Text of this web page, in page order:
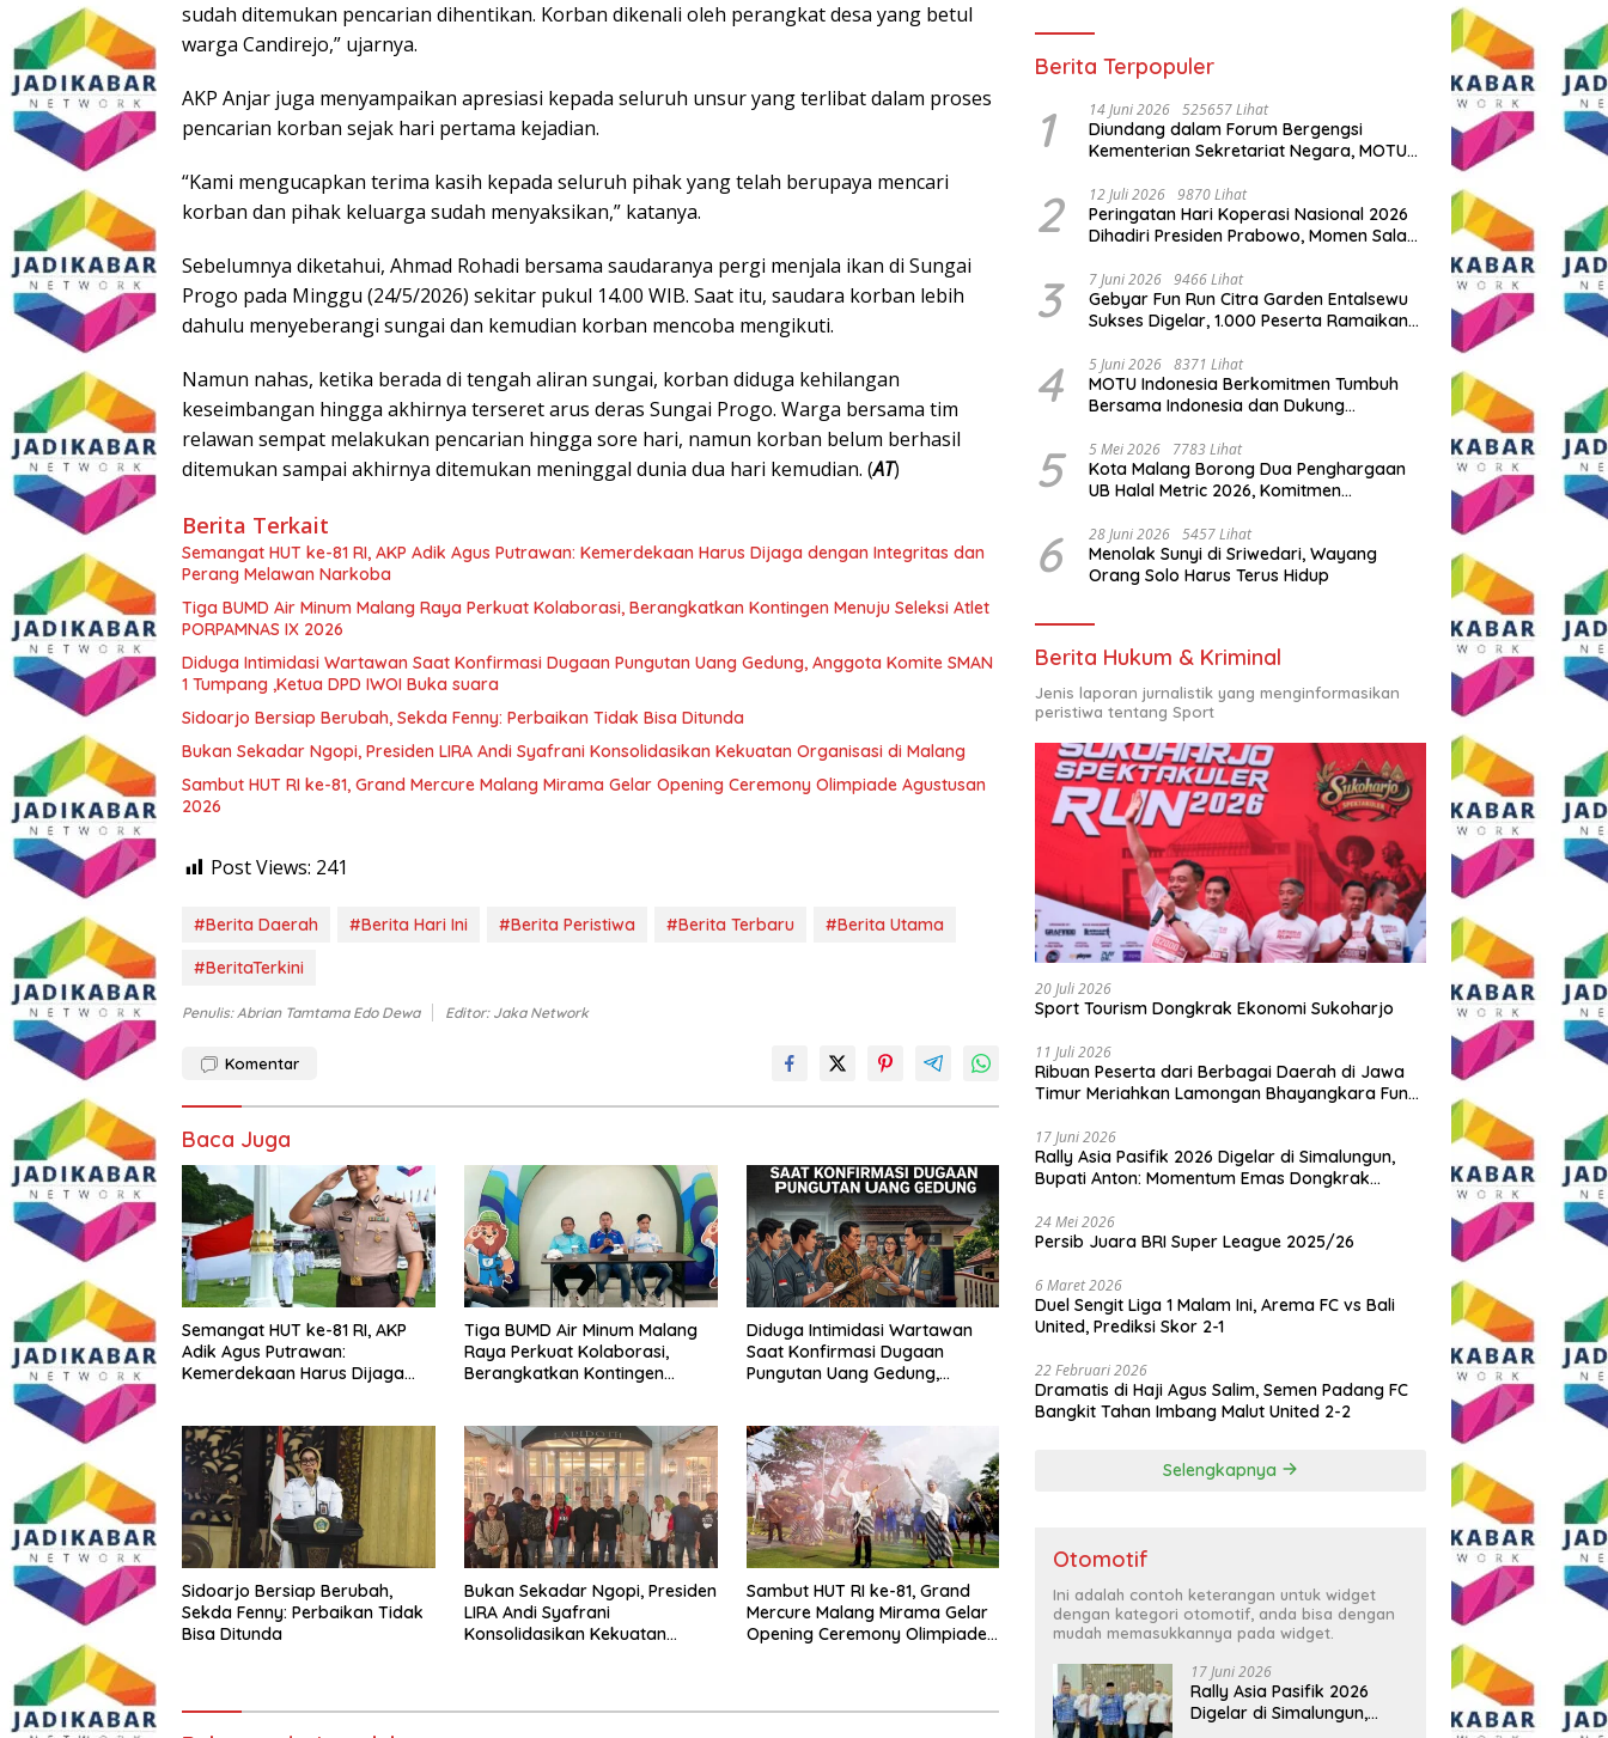
sudah ditemukan pencarian dihentikan. Korban dikenali oleh perangkat desa yang betul
warga Candirejo,” ujarnya.
AKP Anjar juga menyampaikan apresiasi kepada seluruh unsur yang terlibat dalam proses
pencarian korban sejak hari pertama kejadian.
“Kami mengucapkan terima kasih kepada seluruh pihak yang telah berupaya mencari
korban dan pihak keluarga sudah menyaksikan,” katanya.
Sebelumnya diketahui, Ahmad Rohadi bersama saudaranya pergi menjala ikan di Sungai
Progo pada Minggu (24/5/2026) sekitar pukul 14.00 WIB. Saat itu, saudara korban lebih
dahulu menyeberangi sungai dan kemudian korban mencoba mengikuti.
Namun nahas, ketika berada di tengah aliran sungai, korban diduga kehilangan
keseimbangan hingga akhirnya terseret arus deras Sungai Progo. Warga bersama tim
relawan sempat melakukan pencarian hingga sore hari, namun korban belum berhasil
ditemukan sampai akhirnya ditemukan meninggal dunia dua hari kemudian. (AT)
Berita Terkait
Semangat HUT ke-81 RI, AKP Adik Agus Putrawan: Kemerdekaan Harus Dijaga dengan Integritas dan
Perang Melawan Narkoba
Tiga BUMD Air Minum Malang Raya Perkuat Kolaborasi, Berangkatkan Kontingen Menuju Seleksi Atlet
PORPAMNAS IX 2026
Diduga Intimidasi Wartawan Saat Konfirmasi Dugaan Pungutan Uang Gedung, Anggota Komite SMAN
1 Tumpang ,Ketua DPD IWOI Buka suara
Sidoarjo Bersiap Berubah, Sekda Fenny: Perbaikan Tidak Bisa Ditunda
Bukan Sekadar Ngopi, Presiden LIRA Andi Syafrani Konsolidasikan Kekuatan Organisasi di Malang
Sambut HUT RI ke-81, Grand Mercure Malang Mirama Gelar Opening Ceremony Olimpiade Agustusan
2026
Post Views: 241
#Berita Daerah #Berita Hari Ini #Berita Peristiwa #Berita Terbaru
#Berita Utama
#BeritaTerkini
Penulis: Abrian Tamtama Edo Dewa Editor: Jaka Network
Komentar
Baca Juga
Semangat HUT ke-81 RI, AKP
Adik Agus Putrawan:
Kemerdekaan Harus Dijaga
Tiga BUMD Air Minum Malang
Raya Perkuat Kolaborasi,
Berangkatkan Kontingen
Diduga Intimidasi Wartawan
Saat Konfirmasi Dugaan
Pungutan Uang Gedung,
Buka suara
Sidoarjo Bersiap Berubah,
Sekda Fenny: Perbaikan Tidak
Bisa Ditunda
Bukan Sekadar Ngopi, Presiden
LIRA Andi Syafrani
Konsolidasikan Kekuatan
Sambut HUT RI ke-81, Grand
Mercure Malang Mirama Gelar
Opening Ceremony Olimpiade
Berita Terpopuler
1 14 Juni 2026 525657 Lihat
Diundang dalam Forum Bergengsi
Kementerian Sekretariat Negara, MOTU
Indonesia
2 12 Juli 2026 9870 Lihat
Peringatan Hari Koperasi Nasional 2026
Dihadiri Presiden Prabowo, Momen Salam
3 7 Juni 2026 9466 Lihat
Gebyar Fun Run Citra Garden Entalsewu
Sukses Digelar, 1.000 Peserta Ramaikan
4 5 Juni 2026 8371 Lihat
MOTU Indonesia Berkomitmen Tumbuh
Bersama Indonesia dan Dukung
5 5 Mei 2026 7783 Lihat
Kota Malang Borong Dua Penghargaan
UB Halal Metric 2026, Komitmen
6 28 Juni 2026 5457 Lihat
Menolak Sunyi di Sriwedari, Wayang
Orang Solo Harus Terus Hidup
Berita Hukum & Kriminal
Jenis laporan jurnalistik yang menginformasikan
peristiwa tentang Sport
20 Juli 2026
Sport Tourism Dongkrak Ekonomi Sukoharjo
11 Juli 2026
Ribuan Peserta dari Berbagai Daerah di Jawa
Timur Meriahkan Lamongan Bhayangkara Fun
17 Juni 2026
Rally Asia Pasifik 2026 Digelar di Simalungun,
Bupati Anton: Momentum Emas Dongkrak
24 Mei 2026
Persib Juara BRI Super League 2025/26
6 Maret 2026
Duel Sengit Liga 1 Malam Ini, Arema FC vs Bali
United, Prediksi Skor 2-1
22 Februari 2026
Dramatis di Haji Agus Salim, Semen Padang FC
Bangkit Tahan Imbang Malut United 2-2
Selengkapnya
Otomotif
Ini adalah contoh keterangan untuk widget
dengan kategori otomotif, anda bisa dengan
mudah memasukkannya pada widget.
17 Juni 2026
Rally Asia Pasifik 2026
Digelar di Simalungun,